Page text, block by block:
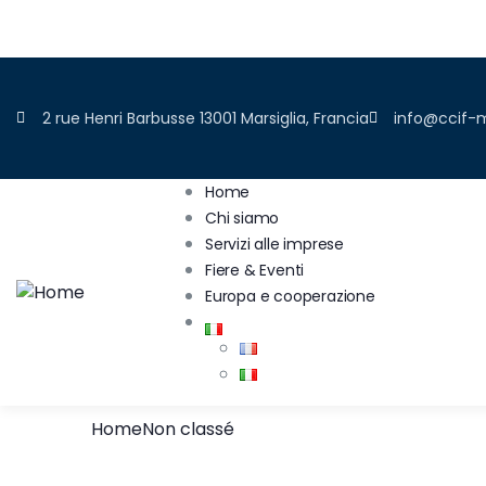
2 rue Henri Barbusse 13001 Marsiglia, Francia info@ccif-
Home
Chi siamo
Servizi alle imprese
Fiere & Eventi
Europa e cooperazione
HomeNon classé